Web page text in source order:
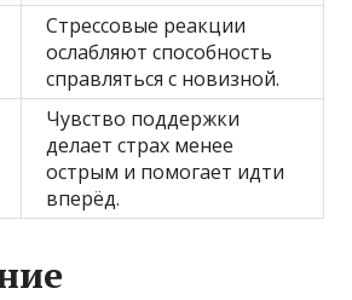
Стрессовые реакции
ослабляют способность
справляться с новизной.
Чувство поддержки
делает страх менее
острым и помогает идти
вперёд.